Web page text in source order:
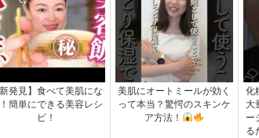
新発見】食べて美肌にな
簡単にできる美容レシ
ピ！
美肌にオートミールが効く
って本当？驚愕のスキンケ
ア方法！
化
大
ー
る